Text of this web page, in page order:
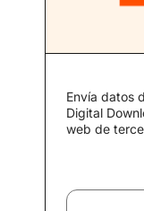
Envía datos
Digital
web de